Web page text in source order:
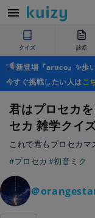
クイズ 診断
新登場『aruco』✨歩
今すぐ挑戦したい人はこ
君はプロセカ
セカ 雑学クイ
これで君もプロセカマ
#プロセカ #初音ミク
＠